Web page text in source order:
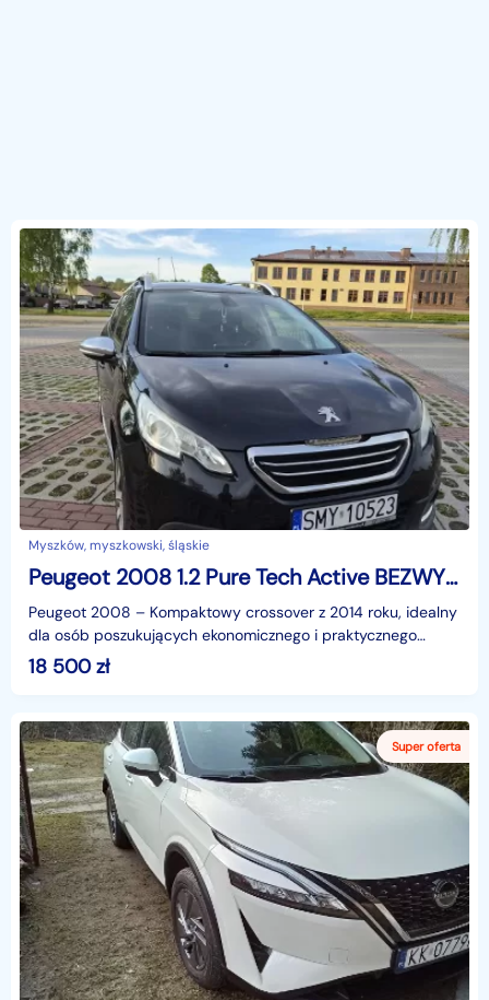
Myszków, myszkowski, śląskie
Peugeot 2008 1.2 Pure Tech Active BEZWYPADKOWY
Peugeot 2008 – Kompaktowy crossover z 2014 roku, idealny
dla osób poszukujących ekonomicznego i praktycznego
auta5 miejsc siedzącychRok produkcji: 2014Oferuję d
18 500zł